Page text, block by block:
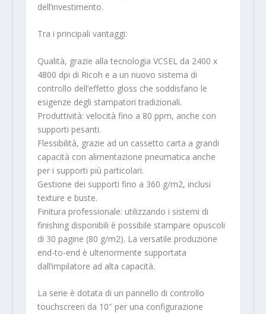
dell’investimento.
Tra i principali vantaggi:
Qualità, grazie alla tecnologia VCSEL da 2400 x
4800 dpi di Ricoh e a un nuovo sistema di
controllo dell’effetto gloss che soddisfano le
esigenze degli stampatori tradizionali.
Produttività: velocità fino a 80 ppm, anche con
supporti pesanti.
Flessibilità, grazie ad un cassetto carta a grandi
capacità con alimentazione pneumatica anche
per i supporti più particolari.
Gestione dei supporti fino a 360 g/m2, inclusi
texture e buste.
Finitura professionale: utilizzando i sistemi di
finishing disponibili è possibile stampare opuscoli
di 30 pagine (80 g/m2). La versatile produzione
end-to-end è ulteriormente supportata
dall’impilatore ad alta capacità.
La serie è dotata di un pannello di controllo
touchscreen da 10″ per una configurazione